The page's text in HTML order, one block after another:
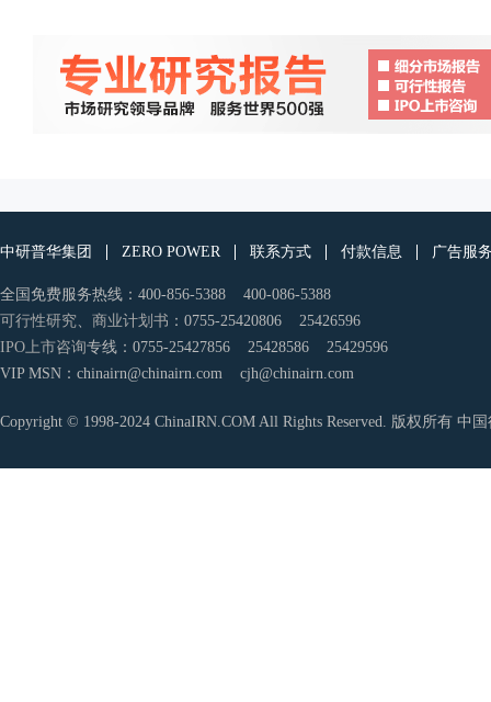
中研普华集团 ZERO POWER 联系方式 付款信息 广告服
全国免费服务热线：400-856-5388 400-086-5388
可行性研究、 商业计划书 ：0755-25420806 25426596
IPO上市咨询专线：0755-25427856 25428586 25429596
VIP MSN：chinairn@chinairn.com cjh@chinairn.com
Copyright © 1998-2024 ChinaIRN.COM All Rights Reserved. 版权所有 中